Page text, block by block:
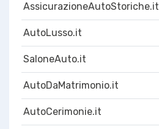
AssicurazioneAutoStoriche.it
AutoLusso.it
SaloneAuto.it
AutoDaMatrimonio.it
AutoCerimonie.it